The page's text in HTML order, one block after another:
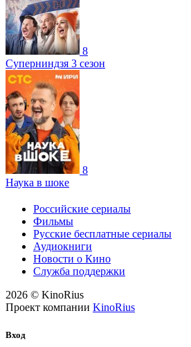
8
Суперниндзя 3 сезон
8
Наука в шоке
Российские сериалы
Фильмы
Русские бесплатные сериалы
Аудиокниги
Новости о Кино
Служба поддержки
2026 © KinoRius
Проект компании KinoRius
Вход